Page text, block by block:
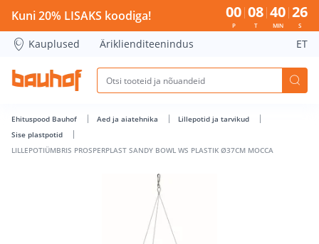
LILLEPOTIÜMBRIS PROSPERPLAST SANDY BOWL WS
Kuni 20% LISAKS koodiga! 00
P
08
T
40
MIN
26
S
Kauplused Äriklienditeenindus ET
Ehituspood Bauhof Aed ja aiatehnika
Lillepotid ja tarvikud
Sise plastpotid
LILLEPOTIÜMBRIS PROSPERPLAST SANDY BOWL WS PLASTIK Ø37CM MOCCA